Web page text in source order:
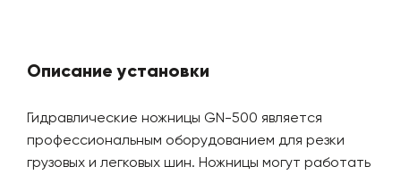
Описание установки
Гидравлические ножницы GN-500 является
профессиональным оборудованием для резки
грузовых и легковых шин. Ножницы могут работать